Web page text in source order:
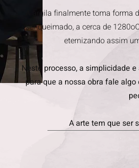
A argila finalmente toma
ser queimado, a cerca de
eternizando assim
Neste processo, a simplicidade
para que a nossa obra fale
A arte tem que ser